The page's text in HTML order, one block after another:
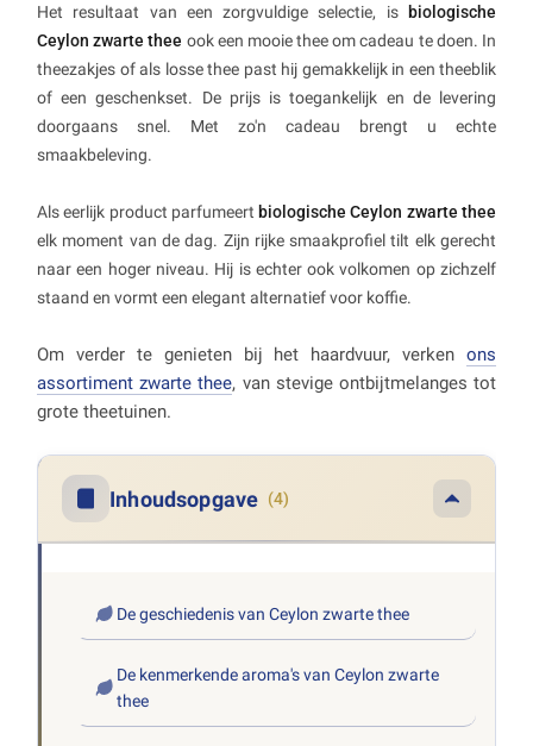
Het resultaat van een zorgvuldige selectie, is
biologische
Ceylon zwarte thee ook een mooie thee om cadeau te doen. In
theezakjes of als losse thee past hij gemakkelijk in een theeblik
of een geschenkset. De prijs is toegankelijk en de levering
doorgaans snel. Met zo'n cadeau brengt u echte
smaakbeleving.
Als eerlijk product parfumeert biologische Ceylon zwarte thee
elk moment van de dag. Zijn rijke smaakprofiel tilt elk gerecht
naar een hoger niveau. Hij is echter ook volkomen op zichzelf
staand en vormt een elegant alternatief voor koffie.
Om verder te genieten bij het haardvuur, verken ons
assortiment zwarte thee, van stevige ontbijtmelanges tot
grote theetuinen.
Inhoudsopgave (4)
De geschiedenis van Ceylon zwarte thee
De kenmerkende aroma's van Ceylon zwarte
thee